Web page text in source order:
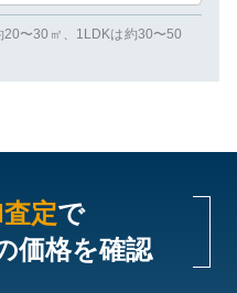
〜30㎡、1LDKは約30〜50
定で
価格を確認